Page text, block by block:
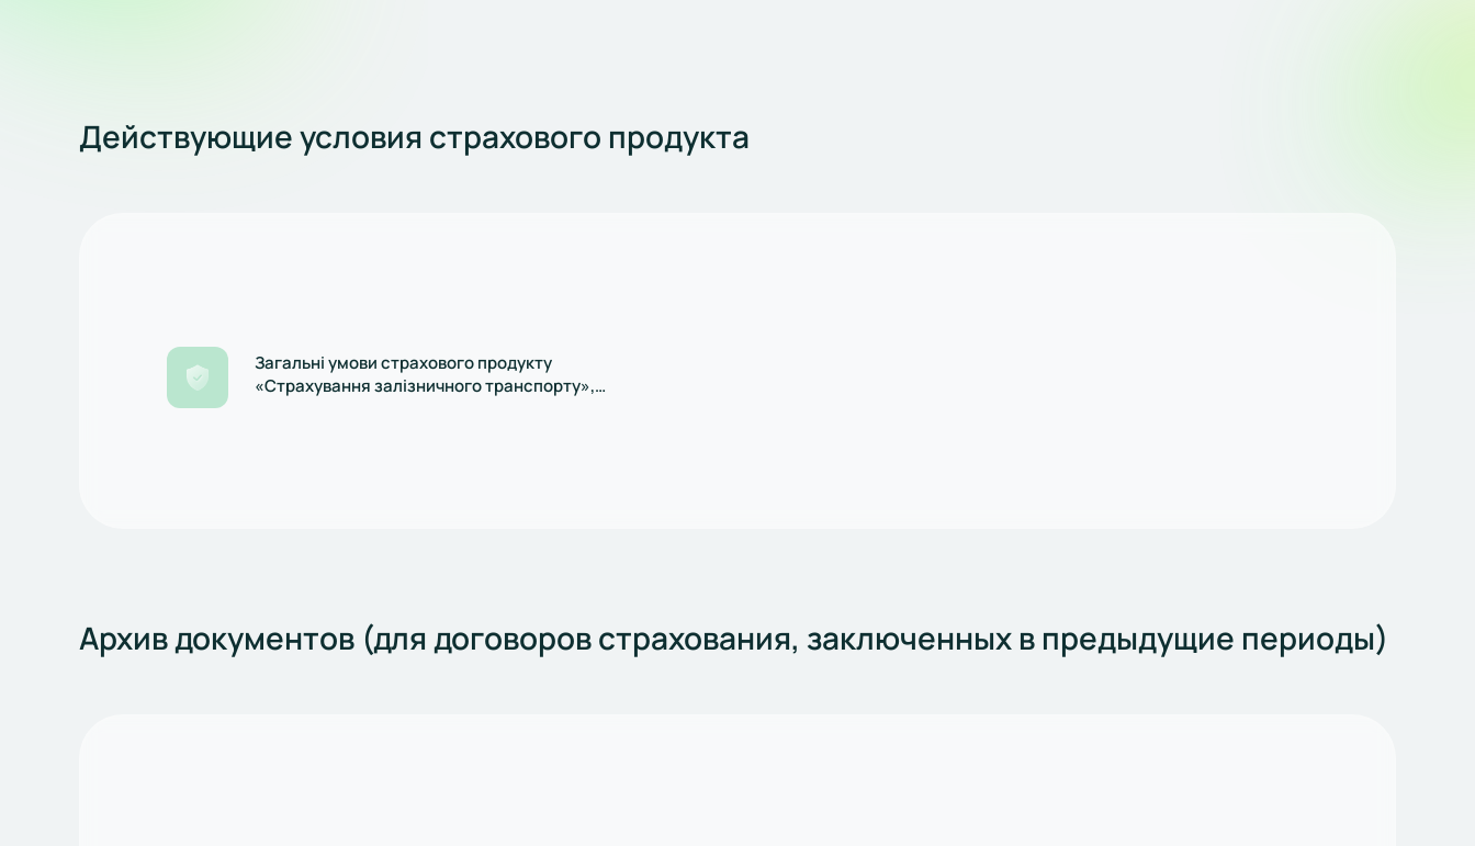
Действующие условия страхового продукта
Загальні умови страхового продукту
«Страхування залізничного транспорту»,
Архив документов (для договоров страхования, заключенных в предыдущие периоды)